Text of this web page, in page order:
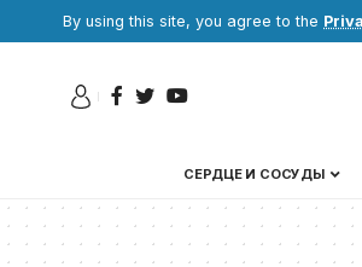
By using this site, you agree to the
СЕРДЦЕ И СОСУДЫ